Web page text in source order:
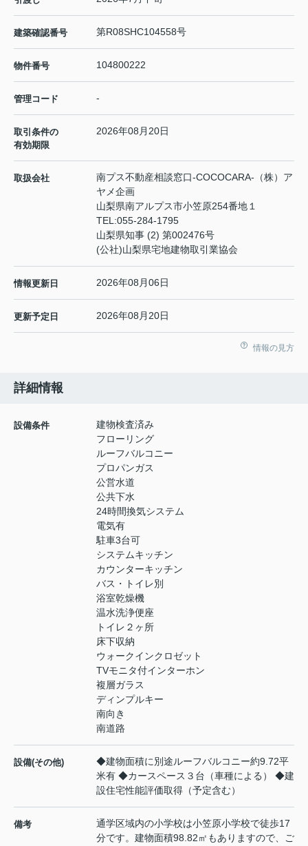
建築確認番号 第R08SHC104558号
物件番号 104800222
管理コード -
取引条件の
有効期限
2026年08月20日
取扱会社
南プス不動産相談窓口-COCOCARA-（株）ア
ヤメ企画
山梨県南アルプス市小笠原254番地１
TEL:055-284-1795
山梨県知事 (2) 第002476号
(公社)山梨県宅地建物取引業協会
情報更新日 2026年08月06日
更新予定日 2026年08月20日
情報の見方
詳細情報
設備条件
建物検査済み
フローリング
ルーフバルコニー
プロパンガス
公営水道
公共下水
24時間換気システム
電気有
駐車3台可
システムキッチン
カウンターキッチン
バス・トイレ別
浴室乾燥機
温水洗浄便座
トイレ２ヶ所
床下収納
ウォークインクロゼット
TVモニタ付インターホン
複層ガラス
ディンプルキー
南向き
南道路
設備(その他)
◆建物面積に別途ルーフバルコニー約9.72平
米有 ◆カースペース３台（車種による） ◆建
設住宅性能評価取得（予定含む）
備考
通学区域内の小学校は小笠原小学校で徒歩17
分です。建物面積98.82㎡もありますので、ご